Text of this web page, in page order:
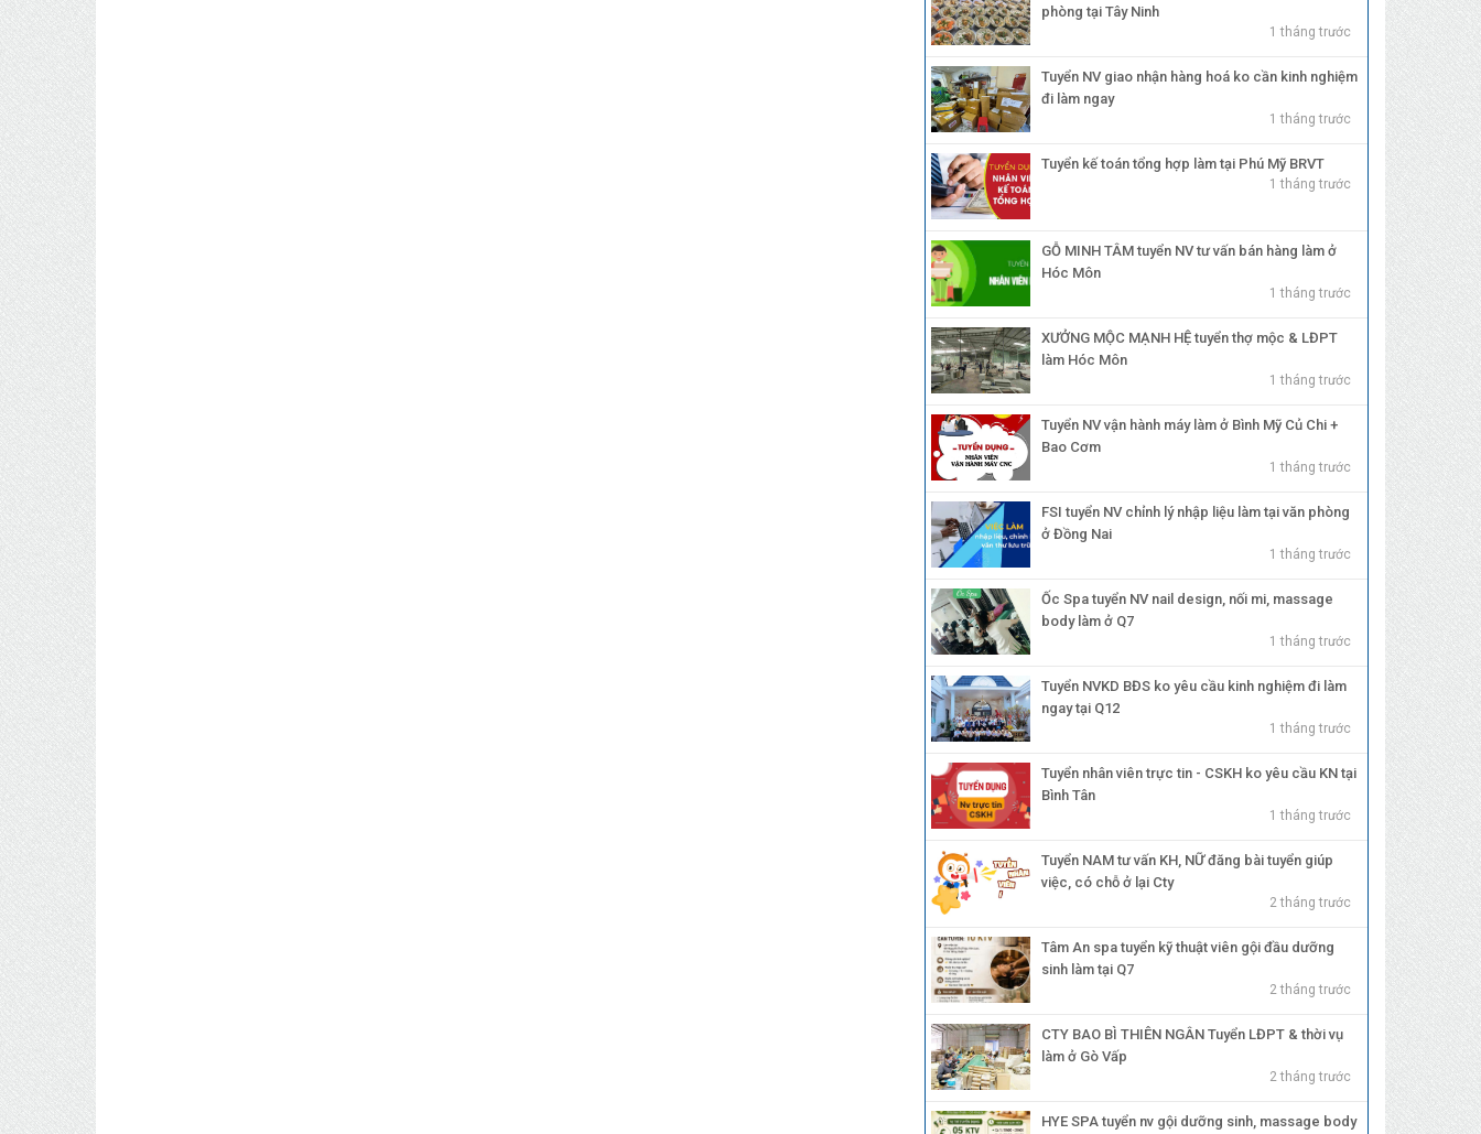
phòng tại Tây Ninh
1 tháng trước
Tuyển NV giao nhận hàng hoá ko cần kinh nghiệm
đi làm ngay
1 tháng trước
Tuyển kế toán tổng hợp làm tại Phú Mỹ BRVT
1 tháng trước
GỖ MINH TÂM tuyển NV tư vấn bán hàng làm ở
Hóc Môn
1 tháng trước
XƯỞNG MỘC MẠNH HỆ tuyển thợ mộc & LĐPT
làm Hóc Môn
1 tháng trước
Tuyển NV vận hành máy làm ở Bình Mỹ Củ Chi +
Bao Cơm
1 tháng trước
FSI tuyển NV chỉnh lý nhập liệu làm tại văn phòng
ở Đồng Nai
1 tháng trước
Ốc Spa tuyển NV nail design, nối mi, massage
body làm ở Q7
1 tháng trước
Tuyển NVKD BĐS ko yêu cầu kinh nghiệm đi làm
ngay tại Q12
1 tháng trước
Tuyển nhân viên trực tin - CSKH ko yêu cầu KN tại
Bình Tân
1 tháng trước
Tuyển NAM tư vấn KH, NỮ đăng bài tuyển giúp
việc, có chỗ ở lại Cty
2 tháng trước
Tâm An spa tuyển kỹ thuật viên gội đầu dưỡng
sinh làm tại Q7
2 tháng trước
CTY BAO BÌ THIÊN NGÂN Tuyển LĐPT & thời vụ
làm ở Gò Vấp
2 tháng trước
HYE SPA tuyển nv gội dưỡng sinh, massage body